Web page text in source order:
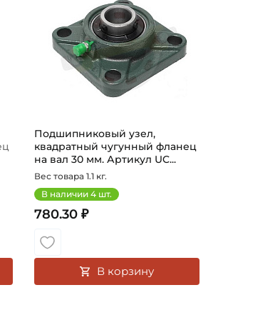
Способ фиксации на вал:
Смазка:
Материал:
Подшипниковый узел,
квадратный чугунный фланец
на вал 30 мм. Артикул UC...
Вес товара 1.1 кг.
В наличии 4шт.
780.30 ₽
В корзину